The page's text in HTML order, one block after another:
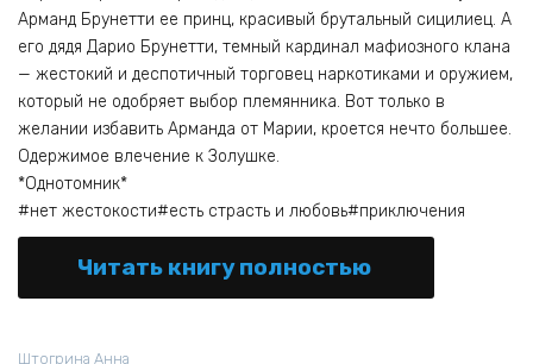
Арманд Брунетти ее принц, красивый брутальный сицилиец. А
его дядя Дарио Брунетти, темный кардинал мафиозного клана
— жестокий и деспотичный торговец наркотиками и оружием,
который не одобряет выбор племянника. Вот только в
желании избавить Арманда от Марии, кроется нечто большее.
Одержимое влечение к Золушке.
*Однотомник*
#нет жестокости#есть страсть и любовь#приключения
Читать книгу полностью
Штогрина Анна